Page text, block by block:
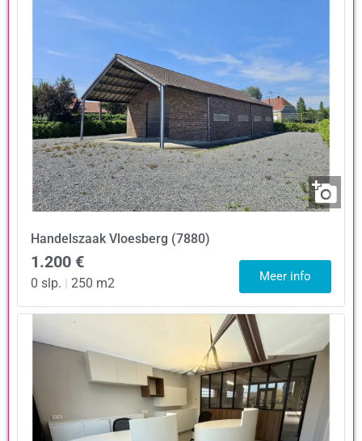
Handelszaak Vloesberg (7880)
1.200 €
0 slp. 250 m2 Meer info